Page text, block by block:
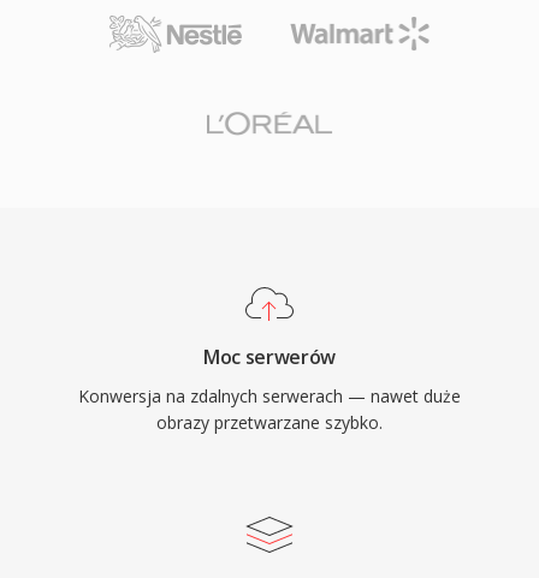
Moc serwerów
Konwersja na zdalnych serwerach — nawet duże
obrazy przetwarzane szybko.